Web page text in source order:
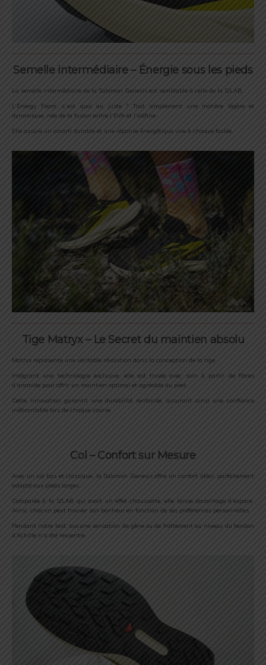
Semelle intermédiaire – Énergie sous les pieds
La semelle intermédiaire de la Salomon Genesis est semblable à celle de la S/LAB.
L’Energy Foam, c’est quoi au juste ? Tout simplement une matière légère et
dynamique, née de la fusion entre l’EVA et l’oléfine.
Elle assure un amorti durable et une réponse énergétique vive à chaque foulée.
Tige Matryx – Le Secret du maintien absolu
Matryx représente une véritable révolution dans la conception de la tige.
Intégrant une technologie exclusive, elle est tissée avec soin à partir de fibres
d’aramide pour offrir un maintien optimal et agréable du pied.
Cette innovation garantit une durabilité renforcée, assurant ainsi une confiance
inébranlable lors de chaque course.
Col – Confort sur Mesure
Avec un col bas et classique, la Salomon Genesis offre un confort idéal, parfaitement
adapté aux pieds larges.
Comparée à la S/LAB qui avait un effet chaussette, elle laisse davantage d’espace.
Ainsi, chacun peut trouver son bonheur en fonction de ses préférences personnelles.
Pendant notre test, aucune sensation de gêne ou de frottement au niveau du tendon
d’Achille n’a été ressentie.